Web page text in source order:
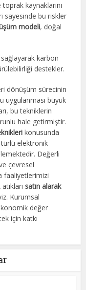
toprak kaynaklarını
sayesinde bu riskler
modeli, doğal
karbon
destekler.
dönüşüm sürecinin
uygulanması büyük
bu tekniklerin
hale getirmiştir.
konusunda
elektronik
Değerli
çevresel
faaliyetlerimizi
satın alarak
Kurumsal
değer
için katkı